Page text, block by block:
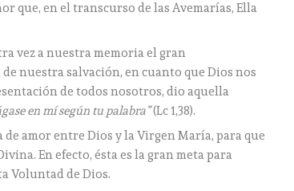
que, en el transcurso de las Avemarías, Ella
vez a nuestra memoria el gran
nuestra salvación, en cuanto que Dios nos
de todos nosotros, dio aquella
en mí según tu palabra”(Lc 1,38).
amor entre Dios y la Virgen María, para que
En efecto, ésta es la gran meta para
Voluntad de Dios.